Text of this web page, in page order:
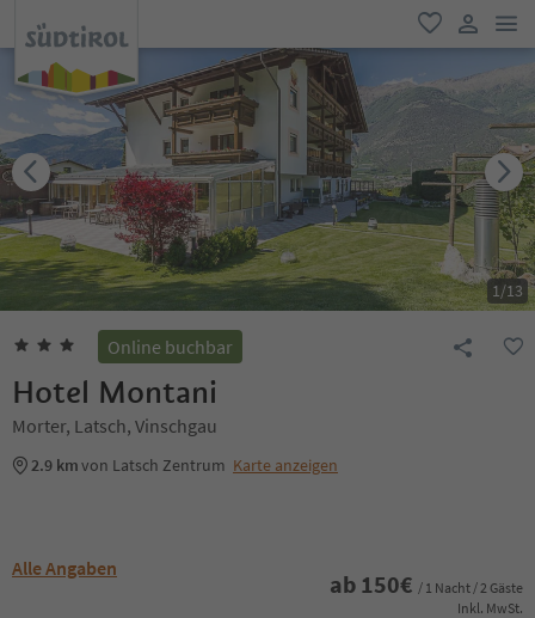
favorit
user link
1/13
Online buchbar
Hotel Montani
Morter, Latsch, Vinschgau
2.9 kmvon Latsch Zentrum Karte anzeigen
Alle Angaben
ab 150€ / 1 Nacht / 2 Gäste
Inkl. MwSt.